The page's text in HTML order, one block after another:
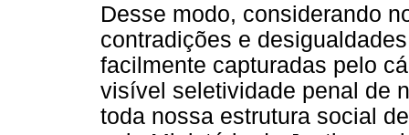
Desse modo, considerando
contradições e
facilmente capturadas pelo
visível seletividade penal de
toda nossa estrutura social